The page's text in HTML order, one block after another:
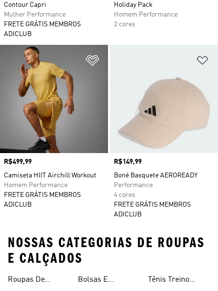
Contour Capri
Mulher Performance
FRETE GRÁTIS MEMBROS
ADICLUB
Holiday Pack
Homem Performance
2 cores
Preço
R$499,99
Camiseta HIIT Airchill Workout
Homem Performance
FRETE GRÁTIS MEMBROS
ADICLUB
Preço
R$149,99
Boné Basquete AEROREADY
Performance
4 cores
FRETE GRÁTIS MEMBROS
ADICLUB
NOSSAS CATEGORIAS DE ROUPAS
E CALÇADOS
Roupas De
Masculina
Bolsas E
Tênis Treino